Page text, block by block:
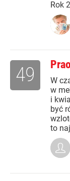
Rok
W
w
i
być
to
49